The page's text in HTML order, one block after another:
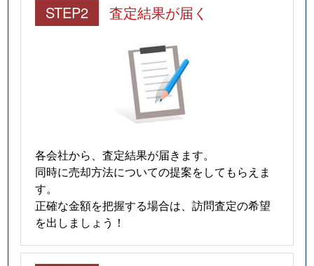
STEP2 査定結果が届く
各会社から、査定結果が届きます。
同時に売却方法についての提案をしてもらえま
す。
正確な金額を把握する場合は、訪問査定の希望
を出しましょう！